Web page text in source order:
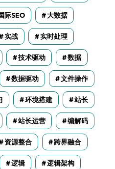
际SEO 大数据
实战 实时处理
技术驱动 数据
数据驱动 文件操作
环境搭建 站长
站长运营 编解码
资源整合 跨界融合
逻辑 逻辑架构